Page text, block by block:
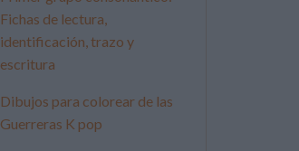
Fichas de lectura,
identificación, trazo y
escritura
Dibujos para colorear de las
Guerreras K pop